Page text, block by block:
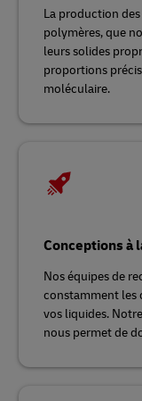
La production
polymères, que
leurs solides
proportions
moléculaire.
Conceptions à
Nos équipes de
constamment les
vos liquides.
nous permet de